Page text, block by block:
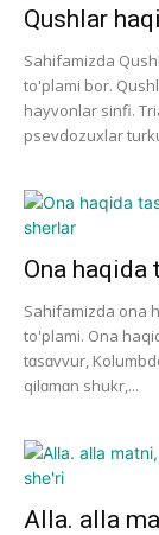
Qushlar
Sahifamizda
to'plami bor.
hayvonlar sinfi.
psevdozuxlar
Ona
Sahifamizda ona
to'plami. Ona
tɑsɑvvur,
qilɑmɑn shukr,...
Alla. alla